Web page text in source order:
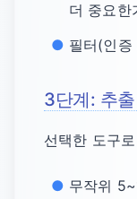
더 중요한
필터(인
3단계: 추
선택한 도구
무작위